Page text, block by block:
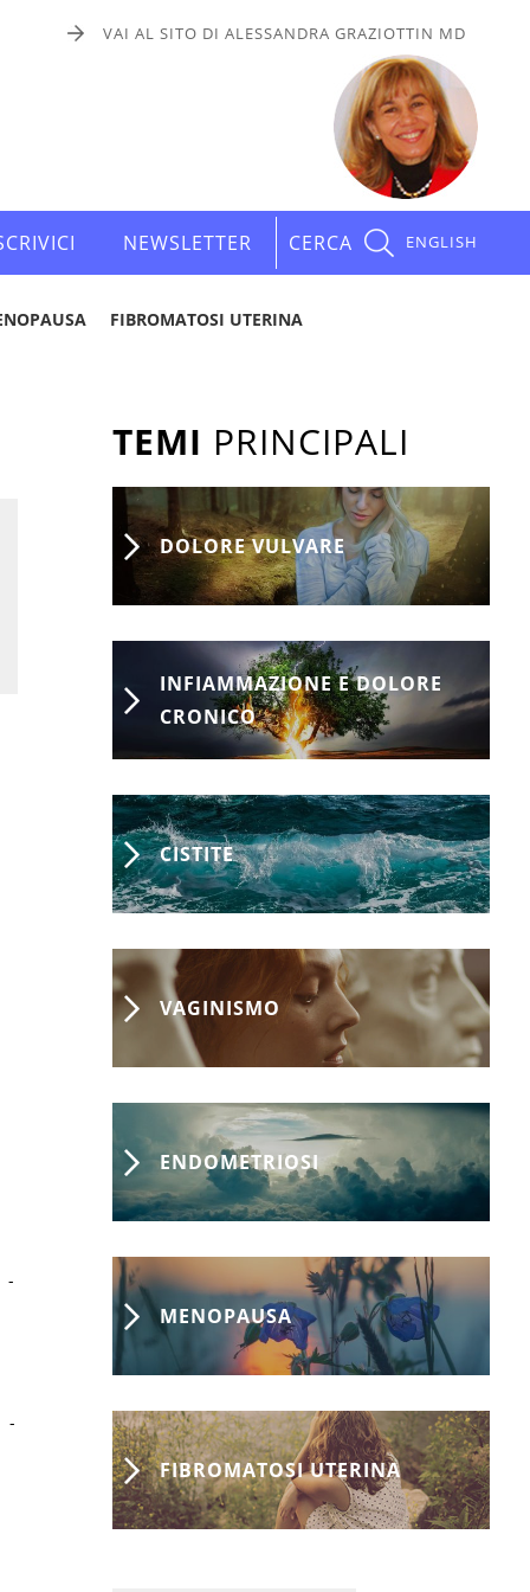
VAI AL SITO DI ALESSANDRA GRAZIOTTIN MD
NEWSLETTER CERCA ENGLISH
FIBROMATOSI UTERINA
-
-
TEMI PRINCIPALI
DOLORE VULVARE
INFIAMMAZIONE E DOLORE
CRONICO
CISTITE
VAGINISMO
ENDOMETRIOSI
MENOPAUSA
FIBROMATOSI UTERINA